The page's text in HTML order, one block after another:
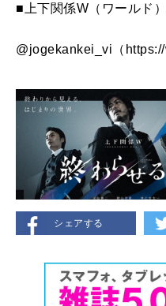
■上下関係W（ワールド
@jogekankei_vi（
シェアする